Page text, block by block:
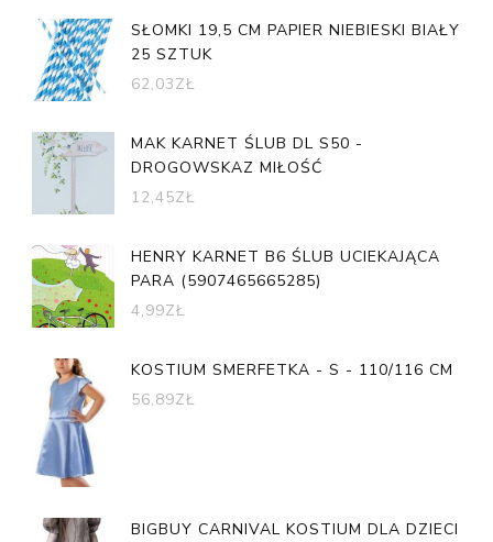
SŁOMKI 19,5 CM PAPIER NIEBIESKI BIAŁY
25 SZTUK
62,03ZŁ
MAK KARNET ŚLUB DL S50 -
DROGOWSKAZ MIŁOŚĆ
12,45ZŁ
HENRY KARNET B6 ŚLUB UCIEKAJĄCA
PARA (5907465665285)
4,99ZŁ
KOSTIUM SMERFETKA - S - 110/116 CM
56,89ZŁ
BIGBUY CARNIVAL KOSTIUM DLA DZIECI